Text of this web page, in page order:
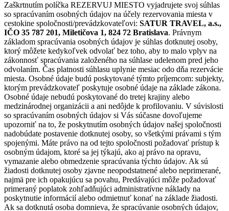
Zaškrtnutím políčka REZERVUJ MIESTO vyjadrujete svoj súhlas
so spracúvaním osobných údajov na účely rezervovania miesta v
cestokine spoločnosti/prevádzkovateľovi: SATUR TRAVEL, a.s.,
IČO 35 787 201, Miletičova 1, 824 72 Bratislava. Právnym
základom spracúvania osobných údajov je súhlas dotknutej osoby,
ktorý môžete kedykoľvek odvolať bez toho, aby to malo vplyv na
zákonnosť spracúvania založeného na súhlase udelenom pred jeho
odvolaním. Čas platnosti súhlasu uplynie mesiac odo dňa rezervácie
miesta. Osobné údaje budú poskytované týmto príjemcom: subjekty,
ktorým prevádzkovateľ poskytuje osobné údaje na základe zákona.
Osobné údaje nebudú poskytované do tretej krajiny alebo
medzinárodnej organizácii a ani nedôjde k profilovaniu. V súvislosti
so spracúvaním osobných údajov si Vás súčasne dovoľujeme
upozorniť na to, že poskytnutím osobných údajov našej spoločnosti
nadobúdate postavenie dotknutej osoby, so všetkými právami s tým
spojenými. Máte právo na od tejto spoločnosti požadovať prístup k
osobným údajom, ktoré sa jej týkajú, ako aj právo na opravu,
vymazanie alebo obmedzenie spracúvania týchto údajov. Ak sú
žiadosti dotknutej osoby zjavne neopodstatnené alebo neprimerané,
najmä pre ich opakujúcu sa povahu, Predávajúci môže požadovať
primeraný poplatok zohľadňujúci administratívne náklady na
poskytnutie informácií alebo odmietnuť konať na základe žiadosti.
Ak sa dotknutá osoba domnieva, že spracúvanie osobných údajov,